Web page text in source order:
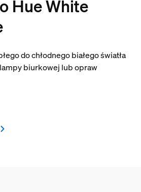
Hue White
do chłodnego białego światła
biurkowej lub opraw